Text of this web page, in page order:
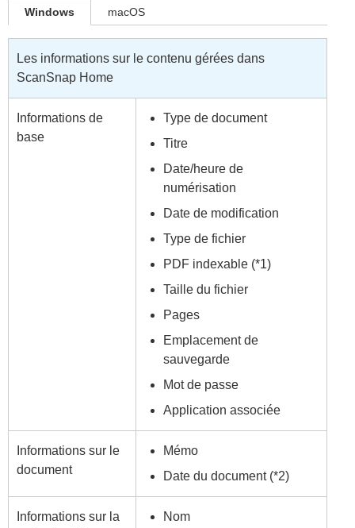
Windows
Les informations sur le contenu gérées dans
ScanSnap Home
Informations de
base
Type de document
Titre
Date/heure de
numérisation
Date de modification
Type de fichier
PDF indexable (*1)
Taille du fichier
Pages
Emplacement de
sauvegarde
Mot de passe
Application associée
Informations sur le
document
Mémo
Date du document (*2)
Informations sur la
Nom
macOS